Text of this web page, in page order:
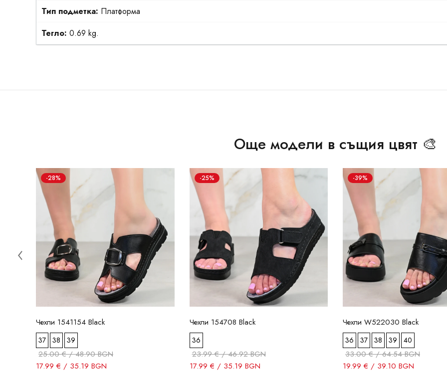
Тип подметка: Платформа
Тегло: 0.69 kg.
Още модели в същия цвят 🎨
-28%
Чехли 1541154 Black
37 38 39
25.00 € / 48.90 BGN
17.99 € / 35.19 BGN
-25%
Чехли 154708 Black
36
23.99 € / 46.92 BGN
17.99 € / 35.19 BGN
-39%
Чехли W522030 Black
36 37 38 39 40
33.00 € / 64.54 BGN
19.99 € / 39.10 BGN